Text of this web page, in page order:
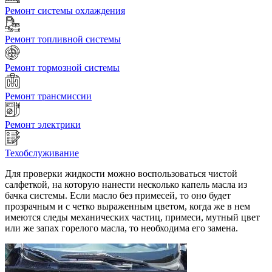
Ремонт системы охлаждения
Ремонт топливной системы
Ремонт тормозной системы
Ремонт трансмиссии
Ремонт электрики
Техобслуживание
Для проверки жидкости можно воспользоваться чистой
салфеткой, на которую нанести несколько капель масла из
бачка системы. Если масло без примесей, то оно будет
прозрачным и с четко выраженным цветом, когда же в нем
имеются следы механических частиц, примеси, мутный цвет
или же запах горелого масла, то необходима его замена.